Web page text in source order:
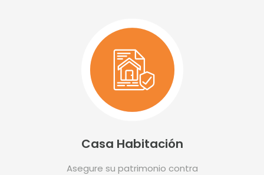
Casa Habitación
Asegure su patrimonio contra